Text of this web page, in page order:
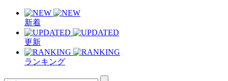
新着
更新
ランキング